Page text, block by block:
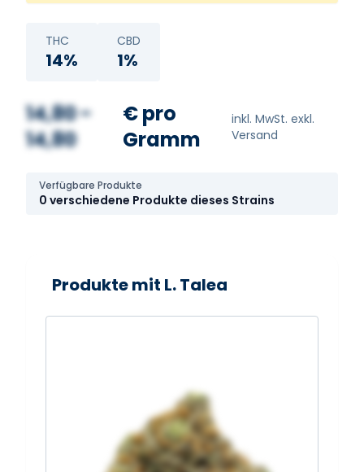
THC
14%
CBD
1%
14,80 -
14,80
€ pro
Gramm
inkl. MwSt. exkl.
Versand
Verfügbare Produkte
0 verschiedene Produkte dieses Strains
Produkte mit L. Talea